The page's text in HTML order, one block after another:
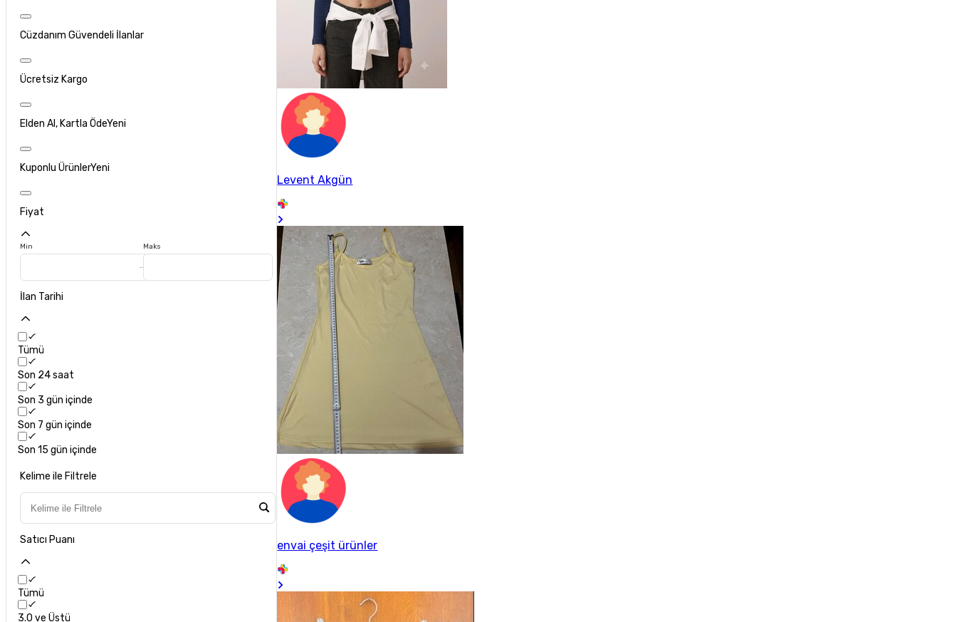
Cüzdanım Güvendeli İlanlar
Ücretsiz Kargo
Elden Al, Kartla ÖdeYeni
Kuponlu ÜrünlerYeni
Fiyat
Min Maks
İlan Tarihi
Tümü
Son 24 saat
Son 3 gün içinde
Son 7 gün içinde
Son 15 gün içinde
Kelime ile Filtrele
Satıcı Puanı
Tümü
3.0 ve Üstü
Levent Akgün
envai çeşit ürünler